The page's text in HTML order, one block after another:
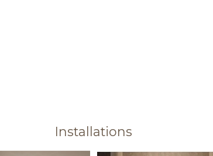
Installations